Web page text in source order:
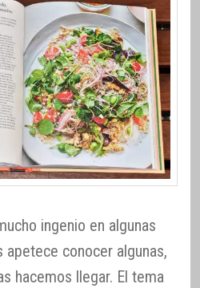
ingenio en algunas
conocer algunas,
hacemos llegar. El tema